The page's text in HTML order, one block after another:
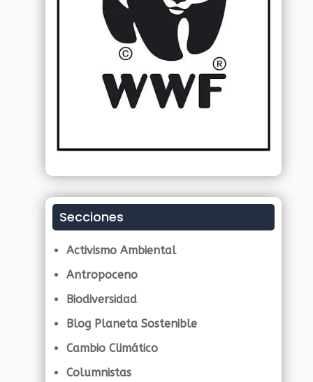
Secciones
Activismo Ambiental
Antropoceno
Biodiversidad
Blog Planeta Sostenible
Cambio Climático
Columnistas